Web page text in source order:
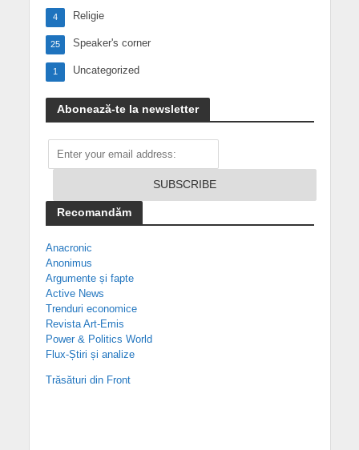
Religie
4
Speaker's corner
25
Uncategorized
1
Abonează-te la newsletter
Recomandăm
Anacronic
Anonimus
Argumente și fapte
Active News
Trenduri economice
Revista Art-Emis
Power & Politics World
Flux-Știri și analize
Trăsături din Front